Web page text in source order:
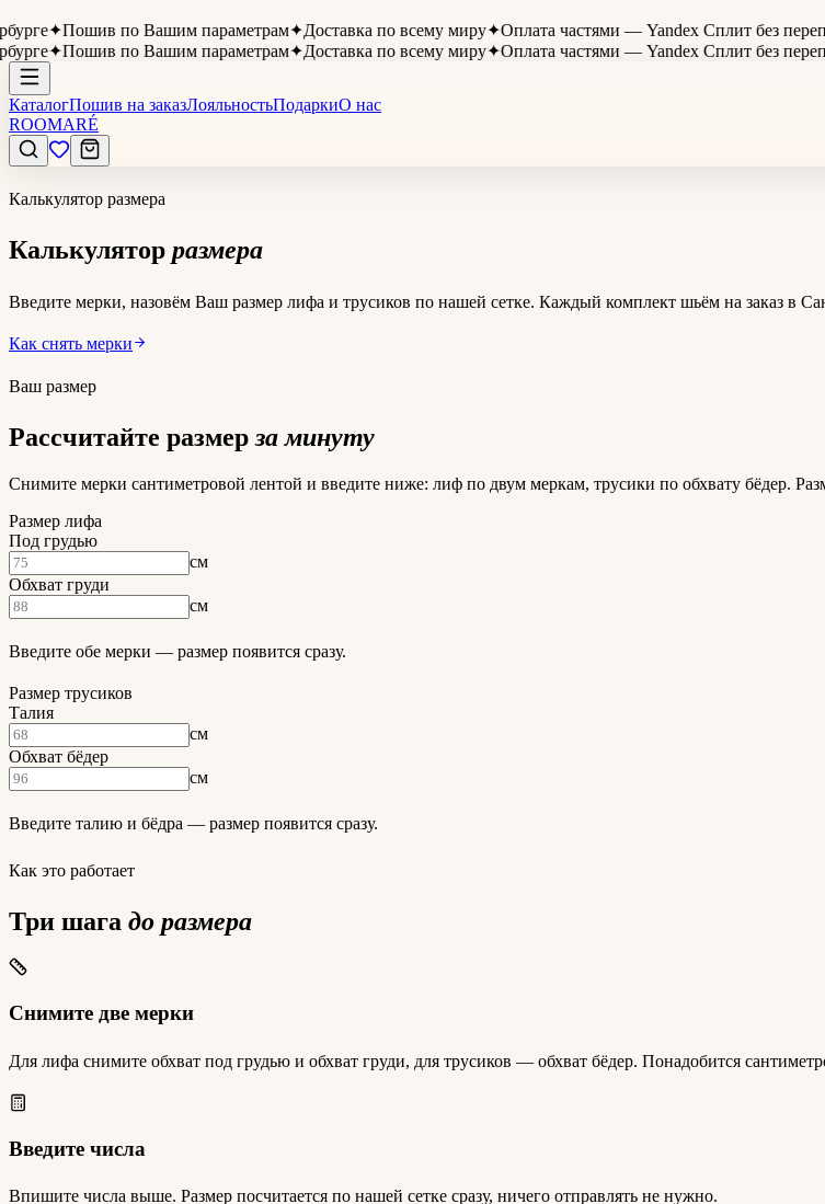
✦Пошив по Вашим параметрам✦Доставка по всему миру✦Оплата частями — Yandex Сплит без переплат
✦Пошив по Вашим параметрам✦Доставка по всему миру✦Оплата частями — Yandex Сплит без переплат
КаталогПошив на заказЛояльностьПодаркиО нас
ROOMARÉ
Калькулятор размера
Калькулятор размера
Введите мерки, назовём Ваш размер лифа и трусиков по нашей сетке. Каждый комплект шьём на заказ в
Как снять мерки
Ваш размер
Рассчитайте размер за минуту
Снимите мерки сантиметровой лентой и введите ниже: лиф по двум меркам, трусики по обхвату бёдер.
Размер лифа
Под грудью
см
Обхват груди
см
Введите обе мерки — размер появится сразу.
Размер трусиков
Талия
см
Обхват бёдер
см
Введите талию и бёдра — размер появится сразу.
Как это работает
Три шага до размера
Снимите две мерки
Для лифа снимите обхват под грудью и обхват груди, для трусиков — обхват бёдер. Понадобится
Введите числа
Впишите числа выше. Размер посчитается по нашей сетке сразу, ничего отправлять не нужно.